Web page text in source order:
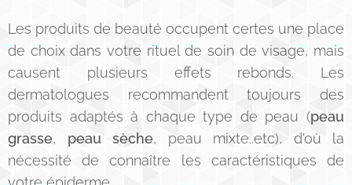
Les produits de beauté occupent certes une place
de choix dans votre rituel de soin de visage, mais
causent plusieurs effets rebonds. Les
dermatologues recommandent toujours des
produits adaptés à chaque type de peau (peau
grasse, peau sèche, peau mixte..etc), d'où la
nécessité de connaître les caractéristiques de